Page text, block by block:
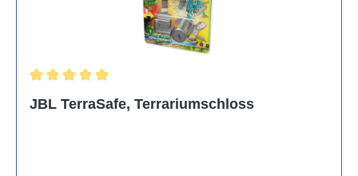
JBL TerraSafe, Terrariumschloss